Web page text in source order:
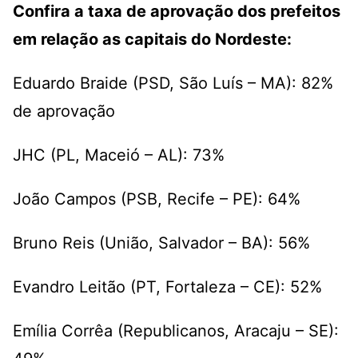
Confira a taxa de aprovação dos prefeitos
em relação as capitais do Nordeste:
Eduardo Braide (PSD, São Luís – MA): 82%
de aprovação
JHC (PL, Maceió – AL): 73%
João Campos (PSB, Recife – PE): 64%
Bruno Reis (União, Salvador – BA): 56%
Evandro Leitão (PT, Fortaleza – CE): 52%
Emília Corrêa (Republicanos, Aracaju – SE):